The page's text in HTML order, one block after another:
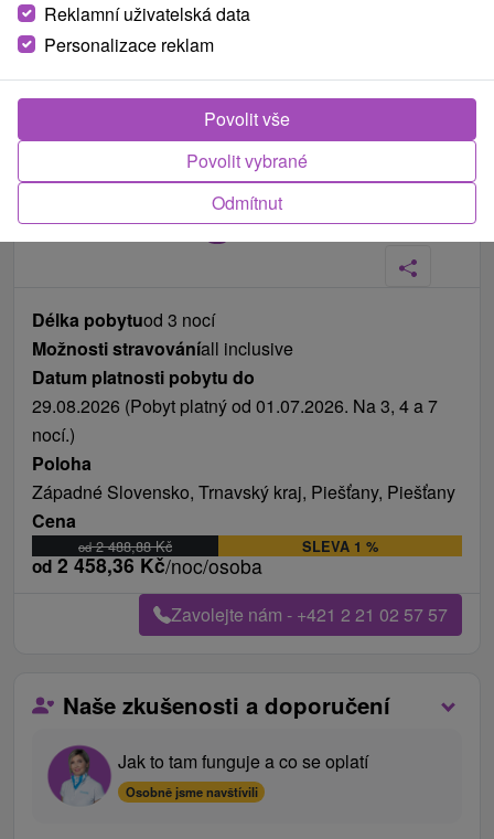
Fotografie od zákazníků+6
Délka pobytuod 3 nocí
Možnosti stravováníall inclusive
Datum platnosti pobytu do
29.08.2026 (Pobyt platný od 01.07.2026. Na 3, 4 a 7
nocí.)
Poloha
Západné Slovensko, Trnavský kraj, Piešťany, Piešťany
Cena
od2 488,88Kč SLEVA 1 %
od2 458,36Kč/noc/osoba
Zavolejte nám - +421 2 21 02 57 57
Naše zkušenosti a doporučení
Jak to tam funguje a co se oplatí
Osobně jsme navštívili
Reklamní uživatelská data
Personalizace reklam
Odmítnut
Povolit vybrané
Povolit vše